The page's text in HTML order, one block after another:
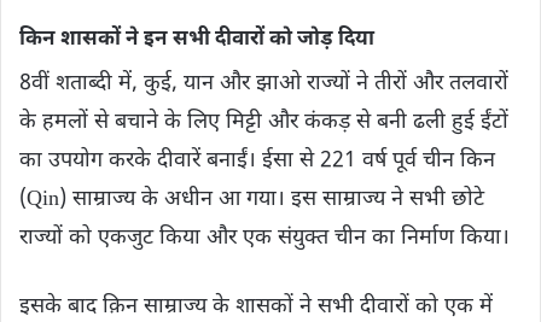
किन शासकों ने इन सभी दीवारों को जोड़ दिया
8वीं शताब्दी में, कुई, यान और झाओ राज्यों ने तीरों और तलवारों
के हमलों से बचाने के लिए मिट्टी और कंकड़ से बनी ढली हुई ईंटों
का उपयोग करके दीवारें बनाईं। ईसा से 221 वर्ष पूर्व चीन किन
(Qin) साम्राज्य के अधीन आ गया। इस साम्राज्य ने सभी छोटे
राज्यों को एकजुट किया और एक संयुक्त चीन का निर्माण किया।
इसके बाद क़िन साम्राज्य के शासकों ने सभी दीवारों को एक में